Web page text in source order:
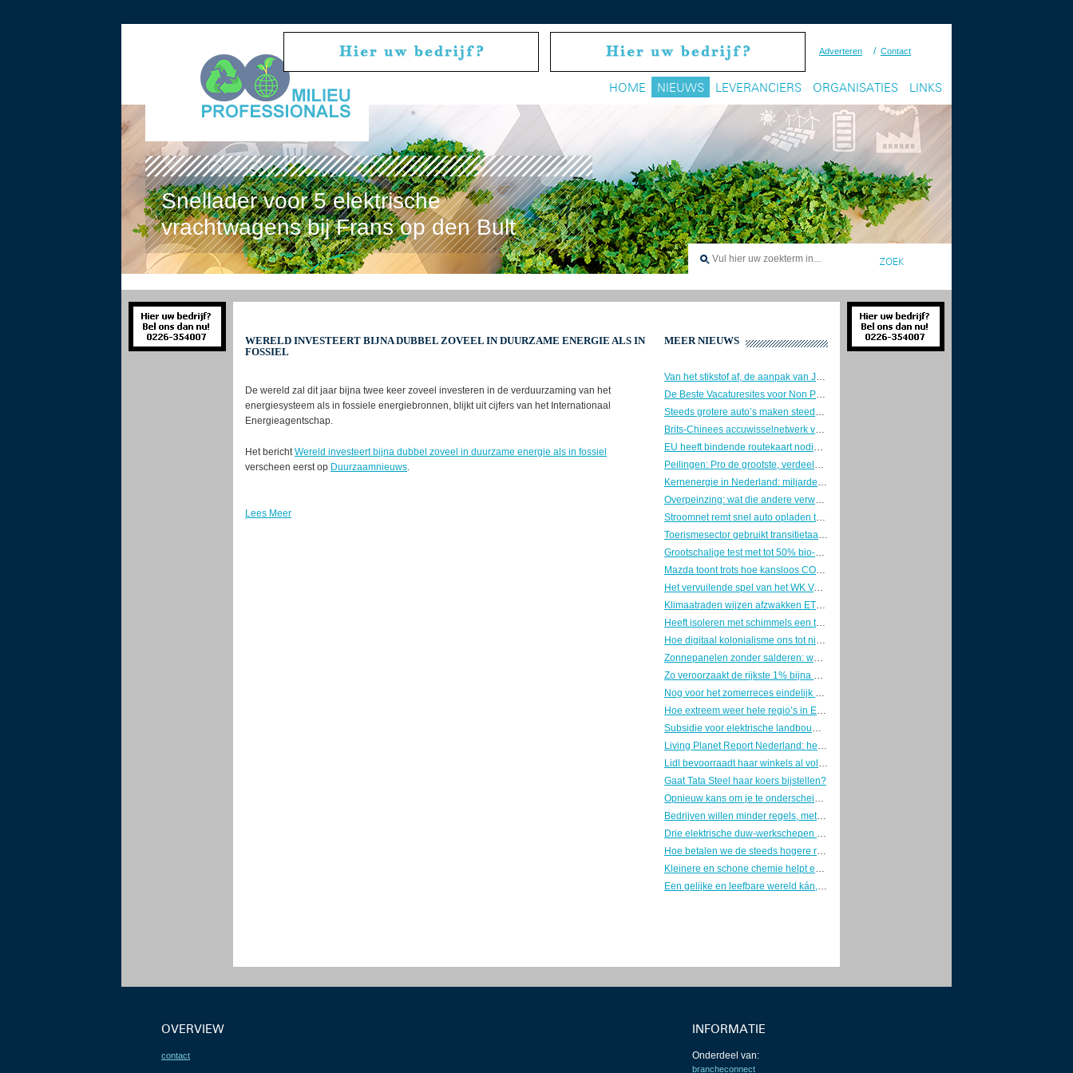
Adverteren / Contact
HOME NIEUWS LEVERANCIERS ORGANISATIES LINKS
Snellader voor 5 elektrische
vrachtwagens bij Frans op den Bult
WERELD INVESTEERT BIJNA DUBBEL ZOVEEL IN DUURZAME ENERGIE ALS IN
FOSSIEL
De wereld zal dit jaar bijna twee keer zoveel investeren in de verduurzaming van het
energiesysteem als in fossiele energiebronnen, blijkt uit cijfers van het Internationaal
Energieagentschap.
Het berichtWereld investeert bijna dubbel zoveel in duurzame energie als in fossiel
verscheen eerst op Duurzaamnieuws.
Lees Meer
MEER NIEUWS
Van het stikstof af, de aanpak van Jetten
De Beste Vacaturesites voor Non Profits en Impact Vacatures
Steeds grotere auto’s maken steeds meer slachtoffers
Brits-Chinees accuwisselnetwerk voor Europees vrachtverkeer
EU heeft bindende routekaart nodig voor afbouw fossiele subsidies
Peilingen: Pro de grootste, verdeeld rechts wint
Kernenergie in Nederland: miljardendroom zonder locatie, zonder geld en zonder plan
Overpeinzing: wat die andere verwoesting met de liefde voor je leven doet
Stroomnet remt snel auto opladen thuis
Toerismesector gebruikt transitietaal, maar verandert nauwelijks
Grootschalige test met tot 50% bio-bitumen op wegen door heel NL
Mazda toont trots hoe kansloos CO2-opslag tijdens het rijden is
Het vervuilende spel van het WK Voetbal 2026
Klimaatraden wijzen afzwakken ETS systeem af in oproep aan EU
Heeft isoleren met schimmels een toekomst?
Hoe digitaal kolonialisme ons tot nieuwe slaven maakt
Zonnepanelen zonder salderen: wat blijft er over van je rendement?
Zo veroorzaakt de rijkste 1% bijna 1 biljoen dollar klimaatschade per jaar
Nog voor het zomerreces eindelijk een heldere afstandsnorm?
Hoe extreem weer hele regio’s in Europa onverzekerbaar maakt
Subsidie voor elektrische landbouwvoertuigen erg in trek
Living Planet Report Nederland: herstel Nederlandse zoetwaternatuur valt stil
Lidl bevoorraadt haar winkels al volgend jaar 100% elektrisch
Gaat Tata Steel haar koers bijstellen?
Opnieuw kans om je te onderscheiden op CO2-reductie in de bouw
Bedrijven willen minder regels, met meer problemen als gevolg
Drie elektrische duw-werkschepen tegelijk in aanbouw
Hoe betalen we de steeds hogere rekening van kunstmatige intelligentie?
Kleinere en schone chemie helpt economie en klimaat
Een gelijke en leefbare wereld kán, maar hoe realiseer je die?
OVERVIEW
contact
INFORMATIE
Onderdeel van:
brancheconnect